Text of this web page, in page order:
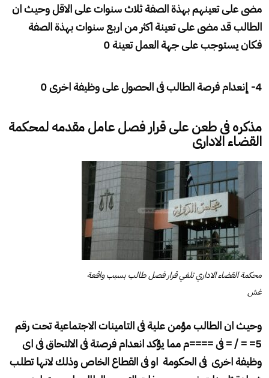
مضى على تعينهم بهذة الصفة ثلاث سنوات على الاقل وحيث ان
الطالب قد مضى على تعينة اكثر من اربع سنوات بهذة الصفة
فكان يستوجب على جهة العمل تعينة 0
4- إنعدام فرصة الطالب فى الحصول على وظيفة اخرى 0
مذكره فى طعن على قرار فصل عامل مقدمه لمحكمة
القضاء الادارى
محكمة القضاء الاداري تلغي قرار فصل طالب بسبب واقعة
غش
وحيث ان الطالب مؤمن علية فى التامينات الاجتماعية تحت رقم
5= = / = فى ====م مما يؤكد انعدام فرصتة فى الالتحاق فى اى
وظيفة اخرى فى الحكومة او فى القطاع الخاص وذلك لانها تطلب